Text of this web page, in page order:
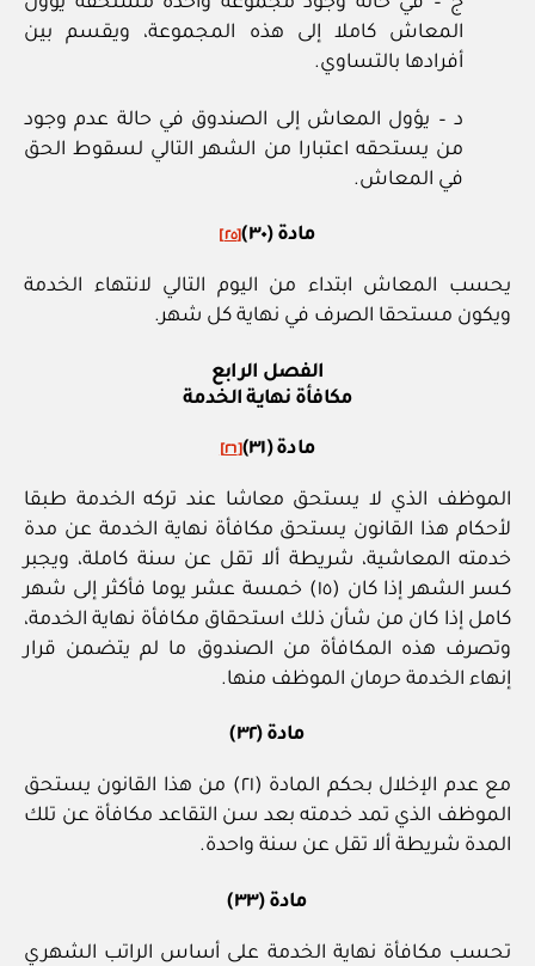
المعاش كاملا إلى هذه المجموعة، ويقسم بين
أفرادها بالتساوي.
د – يؤول المعاش إلى الصندوق في حالة عدم وجود
من يستحقه اعتبارا من الشهر التالي لسقوط الحق
في المعاش.
مادة (٣٠) [٢٥]
يحسب المعاش ابتداء من اليوم التالي لانتهاء الخدمة
ويكون مستحقا الصرف في نهاية كل شهر.
الفصل الرابع
مكافأة نهاية الخدمة
مادة (٣١) [٢٦]
الموظف الذي لا يستحق معاشا عند تركه الخدمة طبقا
لأحكام هذا القانون يستحق مكافأة نهاية الخدمة عن مدة
خدمته المعاشية، شريطة ألا تقل عن سنة كاملة، ويجبر
كسر الشهر إذا كان (١٥) خمسة عشر يوما فأكثر إلى شهر
كامل إذا كان من شأن ذلك استحقاق مكافأة نهاية الخدمة،
وتصرف هذه المكافأة من الصندوق ما لم يتضمن قرار
إنهاء الخدمة حرمان الموظف منها.
مادة (٣٢)
مع عدم الإخلال بحكم المادة (٢١) من هذا القانون يستحق
الموظف الذي تمد خدمته بعد سن التقاعد مكافأة عن تلك
المدة شريطة ألا تقل عن سنة واحدة.
مادة (٣٣)
تحسب مكافأة نهاية الخدمة على أساس الراتب الشهري